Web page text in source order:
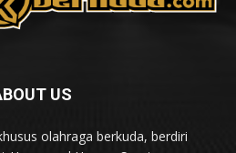
US
olahraga berkuda, berdiri